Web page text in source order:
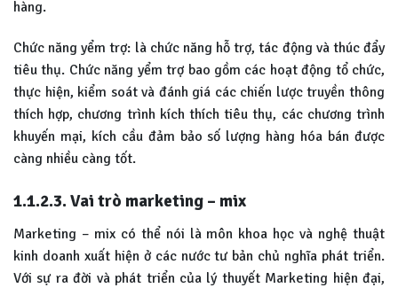
hàng.
Chức năng yểm trợ: là chức năng hỗ trợ, tác động và thúc đẩy
tiêu thụ. Chức năng yểm trợ bao gồm các hoạt động tổ chức,
thực hiện, kiểm soát và đánh giá các chiến lược truyền thông
thích hợp, chương trình kích thích tiêu thụ, các chương trình
khuyến mại, kích cầu đảm bảo số lượng hàng hóa bán được
càng nhiều càng tốt.
1.1.2.3. Vai trò marketing – mix
Marketing – mix có thể nói là môn khoa học và nghệ thuật
kinh doanh xuất hiện ở các nước tư bản chủ nghĩa phát triển.
Với sự ra đời và phát triển của lý thuyết Marketing hiện đại,